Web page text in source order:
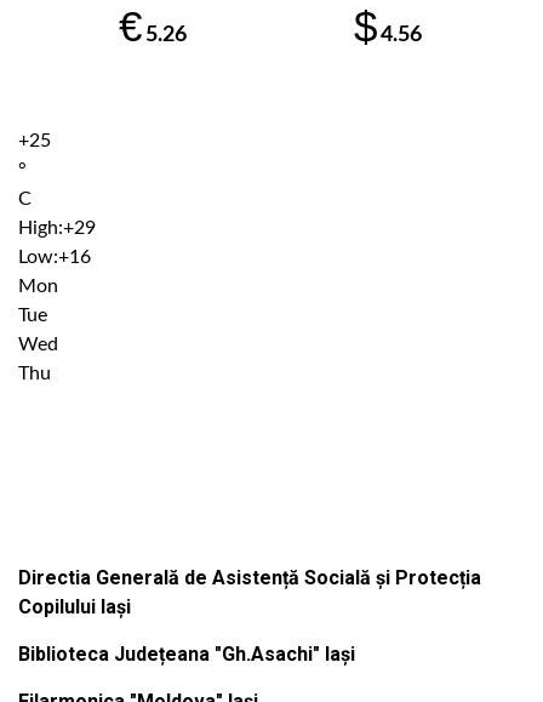
€ 5.26 $4.56
+25
°
C
High:+29
Low:+16
Mon
Tue
Wed
Thu
Directia Generală de Asistență Socială și Protecția
Copilului Iași
Biblioteca Județeana "Gh.Asachi" Iași